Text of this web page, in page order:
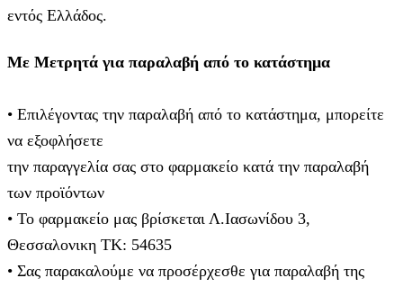
εντός Ελλάδος.
Με Μετρητά για παραλαβή από το κατάστημα
• Επιλέγοντας την παραλαβή από το κατάστημα, μπορείτε
να εξοφλήσετε
την παραγγελία σας στο φαρμακείο κατά την παραλαβή
των προϊόντων
• Το φαρμακείο μας βρίσκεται Λ.Ιασωνίδου 3,
Θεσσαλονικη ΤΚ: 54635
• Σας παρακαλούμε να προσέρχεσθε για παραλαβή της